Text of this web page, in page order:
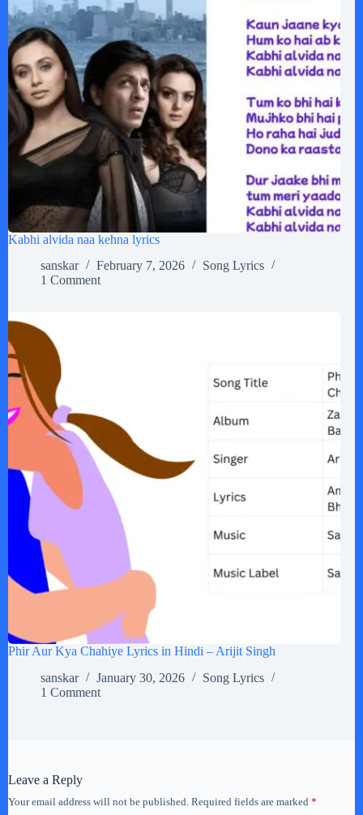
Kabhi alvida naa kehna lyrics
sanskar
February 7, 2026
Song Lyrics
1 Comment
Phir Aur Kya Chahiye Lyrics in Hindi – Arijit Singh
sanskar
January 30, 2026
Song Lyrics
1 Comment
Leave a Reply
Your email address will not be published. Required fields are marked *